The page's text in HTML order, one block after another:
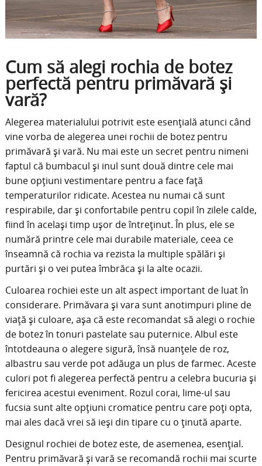
Cum să alegi rochia de botez
perfectă pentru primăvară și
vară?
Alegerea materialului potrivit este esențială atunci când
vine vorba de alegerea unei rochii de botez pentru
primăvară și vară. Nu mai este un secret pentru nimeni
faptul că bumbacul și inul sunt două dintre cele mai
bune opțiuni vestimentare pentru a face față
temperaturilor ridicate. Acestea nu numai că sunt
respirabile, dar și confortabile pentru copil în zilele calde,
fiind în același timp ușor de întreținut. În plus, ele se
numără printre cele mai durabile materiale, ceea ce
înseamnă că rochia va rezista la multiple spălări și
purtări și o vei putea îmbrăca și la alte ocazii.
Culoarea rochiei este un alt aspect important de luat în
considerare. Primăvara și vara sunt anotimpuri pline de
viață și culoare, așa că este recomandat să alegi o rochie
de botez în tonuri pastelate sau puternice. Albul este
întotdeauna o alegere sigură, însă nuanțele de roz,
albastru sau verde pot adăuga un plus de farmec. Aceste
culori pot fi alegerea perfectă pentru a celebra bucuria și
fericirea acestui eveniment. Rozul corai, lime-ul sau
fucsia sunt alte opțiuni cromatice pentru care poți opta,
mai ales dacă vrei să ieși din tipare cu o ținută aparte.
Designul rochiei de botez este, de asemenea, esențial.
Pentru primăvară și vară se recomandă rochii mai scurte